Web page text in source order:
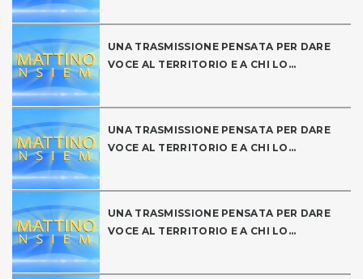
UNA TRASMISSIONE PENSATA PER DARE
VOCE AL TERRITORIO E A CHI LO...
UNA TRASMISSIONE PENSATA PER DARE
VOCE AL TERRITORIO E A CHI LO...
UNA TRASMISSIONE PENSATA PER DARE
VOCE AL TERRITORIO E A CHI LO...